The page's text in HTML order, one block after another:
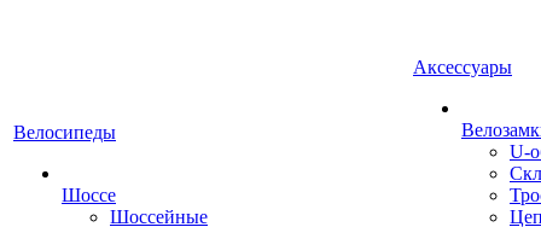
Велосипеды
Шоссе
Шоссейные
Аксессуары
U-